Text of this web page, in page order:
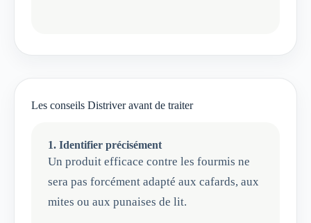
Les conseils Distriver avant de traiter
1. Identifier précisément
Un produit efficace contre les fourmis ne
sera pas forcément adapté aux cafards, aux
mites ou aux punaises de lit.